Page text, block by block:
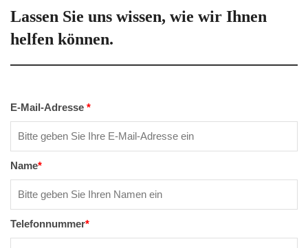
Lassen Sie uns wissen, wie wir Ihnen
helfen können.
E-Mail-Adresse *
Name*
Telefonnummer*